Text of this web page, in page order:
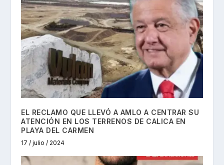
EL RECLAMO QUE LLEVÓ A AMLO A CENTRAR SU
ATENCIÓN EN LOS TERRENOS DE CALICA EN
PLAYA DEL CARMEN
17 / julio / 2024